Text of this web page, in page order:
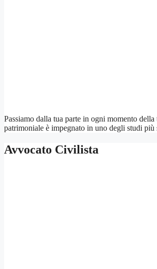
Passiamo dalla tua parte in ogni momento
patrimoniale è impegnato in uno degli studi
Avvocato Civilista